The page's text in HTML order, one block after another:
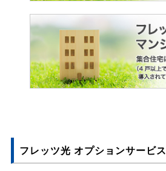
フレッツ光 オプションサービス